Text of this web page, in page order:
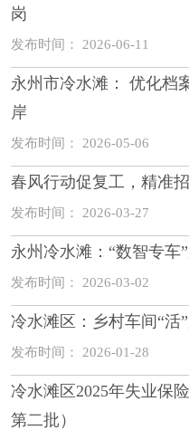
岗
发布时间： 2026-06-11
永州市冷水滩： 优化档
岸
发布时间： 2026-05-06
春风行动促复工，精准
发布时间： 2026-03-27
永州冷水滩：“数智专车
发布时间： 2026-03-02
冷水滩区：乡村车间“活
发布时间： 2026-01-28
冷水滩区2025年失业保
第二批）